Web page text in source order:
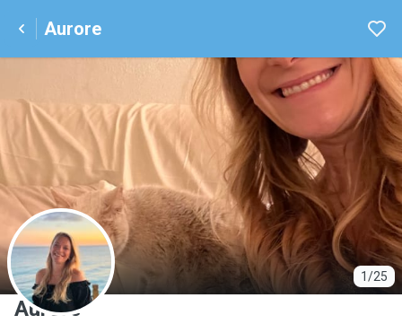
Aurore
1/25
A
Aurore